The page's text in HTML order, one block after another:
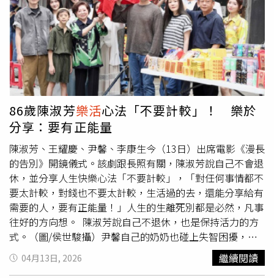
酒館營業資訊】餐廳地址：桃園市中壢區領航南路三段186
號4樓（中悦ITC國際商貿中心）預約專線：(03)321-3168
營業時間：週二至週日 11:30-14:00、17:30-20:00（每週一
公休）
（Laurence Kotlikoff）教授；以及保險事業發展中心董事
長黃泓智、政治大學校長李蔡彥、台灣人壽策略長葉栢宏、
中國信託銀行副總經理尹志龍，以及主持人唐從聖等，跨界
暢談《銀經濟、韌未來》。勞倫斯．克里寇夫提到，退休是
有成本，早點退休就要多存一點錢，可以選擇公債之外，投
入股市、增值型投資以及我國推行的TISA皆是協助民眾創造
更多投資機會，但重點是要先確保退休風險，計算退休金需
求，評估自身可以承擔風險來決定投資方式，建議我國家庭
強制TISA，退休金制度可以更接近丹麥、新加坡以及挪威
式。
推定」。只要孩子是在夫妻婚姻關係存續中受胎，法律上就
推定妻所生之子女為兩人的婚生子女。這意謂著，即便老公
私下做的DNA鑑定結果顯示不是親生的，只要沒有透過法院
判決撤銷這個「婚生推定」，那這個孩子在法律上就依然具
備合法繼承權。二、誰能提告？掌握「一年內」的黃金期限
由於韓先生已經過世，無法再提出訴訟，那麼誰可以提出訴
訟呢？根據家事事件法第64條：「否認子女之訴，夫妻之一
方或子女於法定期間內或期間開始前死亡者，繼承權被侵害
之人得提起之」。根據本條規定，假使夫或妻或該位非親生
的子女，在依民法第1063條第3項所定之二年法定期間內或
期間開始前就已經死亡，為了保護真正繼承權人，真正繼承
權人可以向法院提起否認子女之訴。本案中，若韓家老三確
非韓先生親生，那麼大兒子與二兒子繼承財產的權利就會因
此減少，所以屬於繼承權被侵害之人，依法有權提起否認子
女之訴。不過依這項規定起訴者，法律另規定，必須自被繼
承人死亡時起，於一年內為之。因一年時間並不算長，所以
韓先生的兩個兒子必須把握這個時間向法院起訴，一旦逾
期，即便證據再充分（如DNA報告），也無法否認老三的繼
86歲陳淑芳樂活心法「不要計較」！ 樂於
分享：要有正能量
陳淑芳、王耀慶、尹馨、李康生今（13日）出席電影《漫長
的告別》開鏡儀式。該劇跟長照有關，陳淑芳說自己不會退
休，並分享人生快樂心法「不要計較」，「對任何事情都不
要太計較，對錢也不要太計較，生活過的去，還能分享給有
需要的人，要有正能量！」人生的生離死別都是必然，凡事
往好的方向想。 陳淑芳說自己不退休，也是保持活力的方
式。（圖/侯世駿攝）尹馨自己的奶奶也碰上失智困擾，家
人間也面對過照顧長輩的重擔，她認為自己也到了該規劃面
對變老的年紀，多存退休、養老金，把身體照顧得健康，盼
04月13日, 2026 繼續閱讀